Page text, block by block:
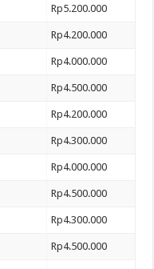
Rp5.200.000
Rp4.200.000
Rp4.000.000
Rp4.500.000
Rp4.200.000
Rp4.300.000
Rp4.000.000
Rp4.500.000
Rp4.300.000
Rp4.500.000